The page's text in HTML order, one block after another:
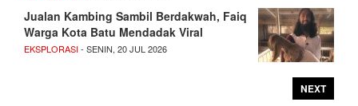
Jualan Kambing Sambil Berdakwah, Faiq
Warga Kota Batu Mendadak Viral
EKSPLORASI- SENIN, 20 JUL 2026
NEXT